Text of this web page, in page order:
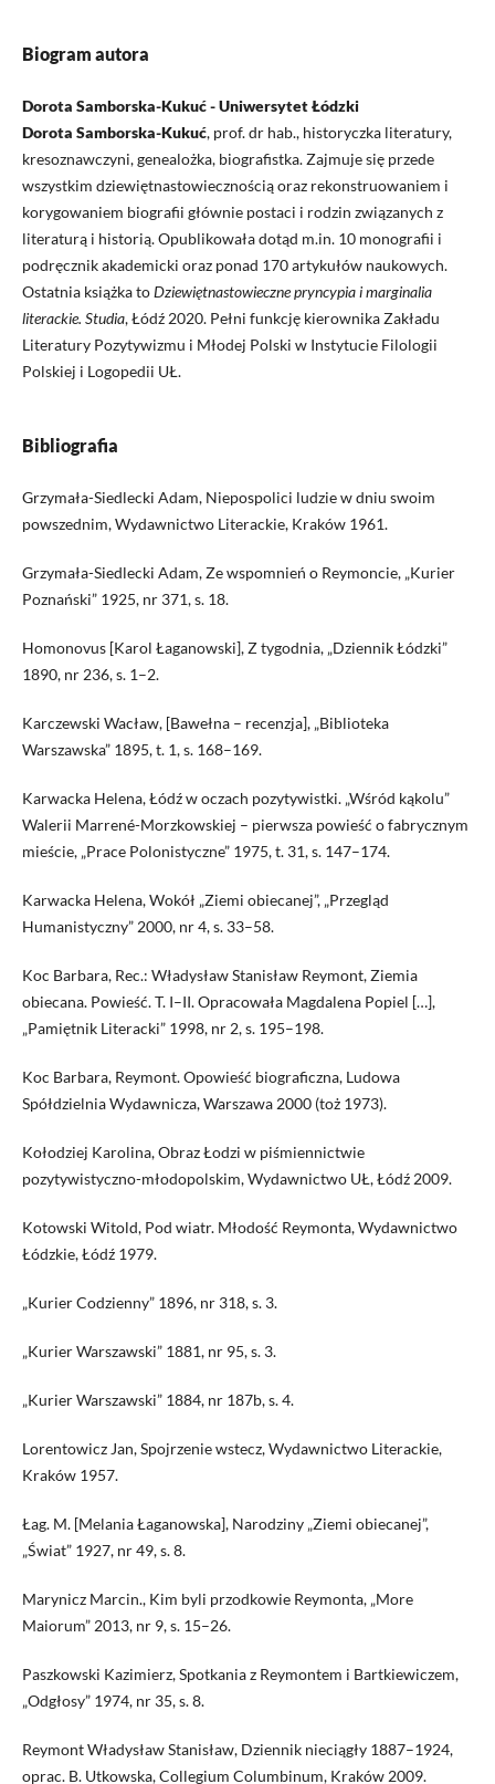
Biogram autora
Dorota Samborska-Kukuć - Uniwersytet Łódzki
Dorota Samborska-Kukuć, prof. dr hab., historyczka literatury,
kresoznawczyni, genealożka, biografistka. Zajmuje się przede
wszystkim dziewiętnastowiecznością oraz rekonstruowaniem i
korygowaniem biografii głównie postaci i rodzin związanych z
literaturą i historią. Opublikowała dotąd m.in. 10 monografii i
podręcznik akademicki oraz ponad 170 artykułów naukowych.
Ostatnia książka toDziewiętnastowieczne pryncypia i marginalia
literackie. Studia, Łódź 2020. Pełni funkcję kierownika Zakładu
Literatury Pozytywizmu i Młodej Polski w Instytucie Filologii
Polskiej i Logopedii UŁ.
Bibliografia
Grzymała-Siedlecki Adam, Niepospolici ludzie w dniu swoim
powszednim, Wydawnictwo Literackie, Kraków 1961.
Grzymała-Siedlecki Adam, Ze wspomnień o Reymoncie, „Kurier
Poznański” 1925, nr 371, s. 18.
Homonovus [Karol Łaganowski], Z tygodnia, „Dziennik Łódzki”
1890, nr 236, s. 1–2.
Karczewski Wacław, [Bawełna – recenzja], „Biblioteka
Warszawska” 1895, t. 1, s. 168–169.
Karwacka Helena, Łódź w oczach pozytywistki. „Wśród kąkolu”
Walerii Marrené-Morzkowskiej – pierwsza powieść o fabrycznym
mieście, „Prace Polonistyczne” 1975, t. 31, s. 147–174.
Karwacka Helena, Wokół „Ziemi obiecanej”, „Przegląd
Humanistyczny” 2000, nr 4, s. 33–58.
Koc Barbara, Rec.: Władysław Stanisław Reymont, Ziemia
obiecana. Powieść. T. I–II. Opracowała Magdalena Popiel […],
„Pamiętnik Literacki” 1998, nr 2, s. 195–198.
Koc Barbara, Reymont. Opowieść biograficzna, Ludowa
Spółdzielnia Wydawnicza, Warszawa 2000 (toż 1973).
Kołodziej Karolina, Obraz Łodzi w piśmiennictwie
pozytywistyczno-młodopolskim, Wydawnictwo UŁ, Łódź 2009.
Kotowski Witold, Pod wiatr. Młodość Reymonta, Wydawnictwo
Łódzkie, Łódź 1979.
„Kurier Codzienny” 1896, nr 318, s. 3.
„Kurier Warszawski” 1881, nr 95, s. 3.
„Kurier Warszawski” 1884, nr 187b, s. 4.
Lorentowicz Jan, Spojrzenie wstecz, Wydawnictwo Literackie,
Kraków 1957.
Łag. M. [Melania Łaganowska], Narodziny „Ziemi obiecanej”,
„Świat” 1927, nr 49, s. 8.
Marynicz Marcin., Kim byli przodkowie Reymonta, „More
Maiorum” 2013, nr 9, s. 15–26.
Paszkowski Kazimierz, Spotkania z Reymontem i Bartkiewiczem,
„Odgłosy” 1974, nr 35, s. 8.
Reymont Władysław Stanisław, Dziennik nieciągły 1887–1924,
oprac. B. Utkowska, Collegium Columbinum, Kraków 2009.